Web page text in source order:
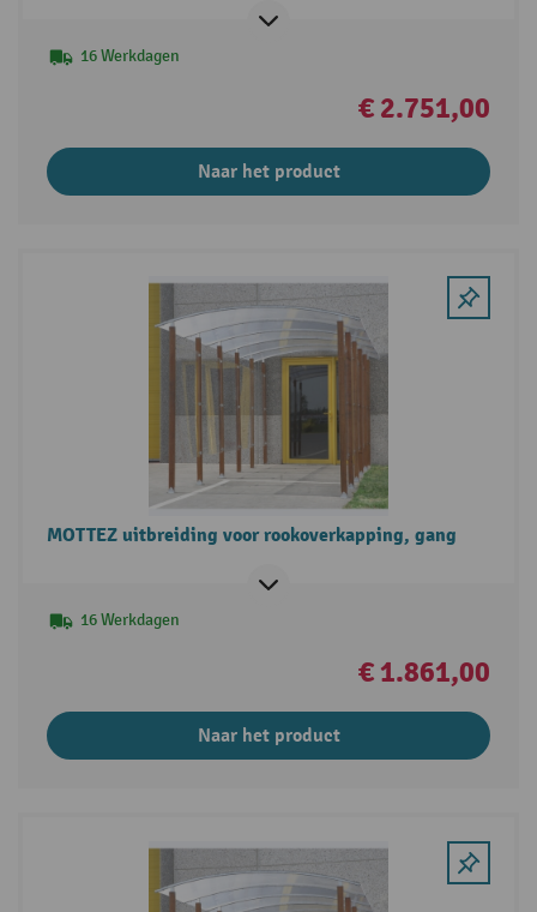
16 Werkdagen
€ 2.751,00
Naar het product
MOTTEZ uitbreiding voor rookoverkapping, gang
16 Werkdagen
€ 1.861,00
Naar het product